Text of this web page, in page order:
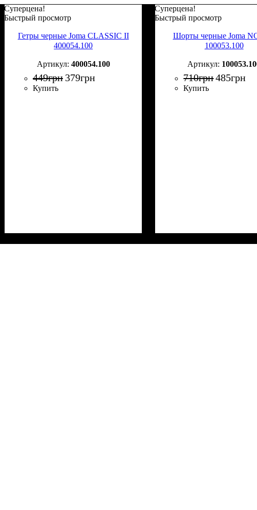
Суперцена!
Быстрый просмотр
Гетры черные Joma CLASSIC II
400054.100
400054.100
449грн 379грн
Купить
Суперцена!
Быстрый просмотр
Шорты черные Joma
100053.100
710грн485грн
Купить